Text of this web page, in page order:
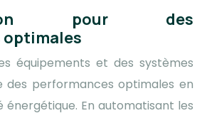
pour des
optimales
équipements et des systèmes
des performances optimales en
énergétique. En automatisant les